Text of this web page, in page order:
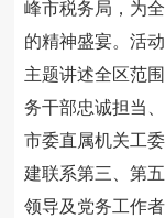
峰市税务局，为
的精神盛宴。活
主题讲述全区范
务干部忠诚担当
市委直属机关工
建联系第三、第
领导及党务工作